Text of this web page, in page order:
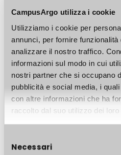
CampusArgo utilizza i cookie
Utilizziamo i cookie per
annunci, per fornire
analizzare il nostro traffico.
informazioni sul modo in cui
nostri partner che si occupano
pubblicità e social media, i
con altre informazioni che ha
raccolto dal suo utilizzo dei loro
delNecessari